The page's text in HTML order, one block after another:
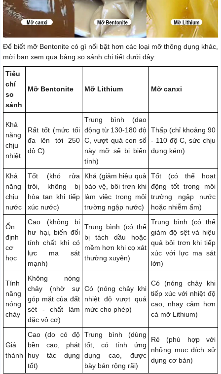
Để biết mỡ Bentonite có gì nổi bật hơn các loại mỡ thông dụng khác,
mời bạn xem qua bảng so sánh chi tiết dưới đây:
Tiêu
chí
so
sánh
Mỡ Bentonite Mỡ Lithium Mỡ canxi
Khả
năng
chịu
nhiệt
Rất tốt (mức tối
đa lên tới 250
độ C)
Trung bình (dao
động từ 130-180 độ
C, vượt quá con số
này mỡ sẽ bị biến
tính)
Thấp (chỉ khoảng 90
- 110 độ C, sức chịu
đựng kém)
Khả
năng
chịu
nước
Tốt (khó rửa
trôi, không bị
hòa tan khi tiếp
xúc nước)
Khá (giảm hiệu quả
bảo vệ, bôi trơn khi
làm việc trong môi
trường ngập nước)
Tốt (có thể hoạt
động tốt trong môi
trường ngập nước
hoặc nhiễm ẩm)
Ổn
định
cơ
học
Cao (không bị
hư hại, biến đổi
tính chất khi có
lực ma sát
mạnh)
Trung bình (có thể
bị tách dầu hoặc
mềm hơn khi cọ xát
thường xuyên)
Trung bình (có thể
giảm độ sệt và hiệu
quả bôi trơn khi tiếp
xúc với lực ma sát
lớn)
Tính
năng
nóng
chảy
Không nóng
chảy (nhờ sự
góp mặt của đất
sét - chất làm
đặc vô cơ)
Có (nóng chảy khi
nhiệt độ vượt quá
mức cho phép)
Có (nóng chảy khi
tiếp xúc với nhiệt độ
cao, nhạy cảm hơn
cả mỡ Lithium)
Giá
thành
Cao (do có độ
bền cao, phát
huy tác dụng
tốt)
Trung bình (dùng
tốt, có tính ứng
dụng cao, được
bày bán rộng rãi)
Rẻ (phù hợp với
những mục đích sử
dụng cơ bản)